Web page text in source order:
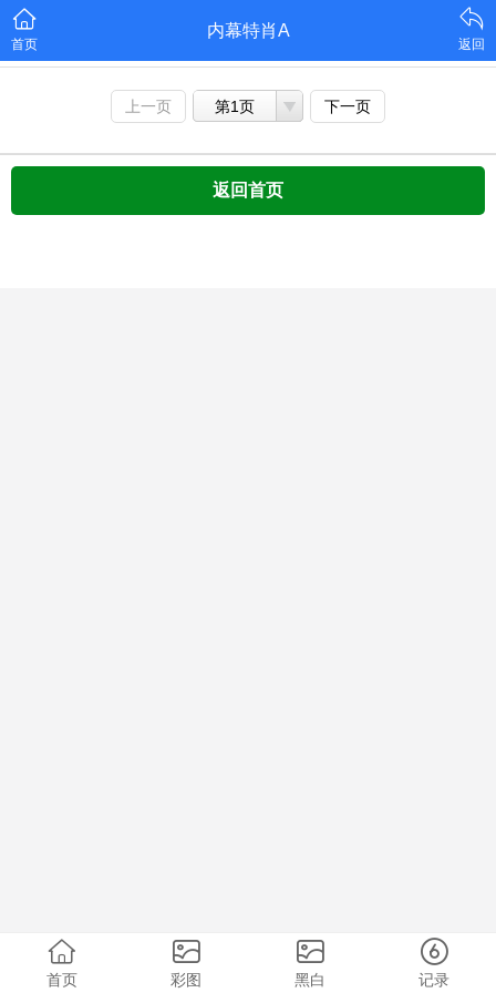
首页
内幕特肖A
返回
上一页 第1页 下一页
返回首页
首页 彩图 黑白 记录